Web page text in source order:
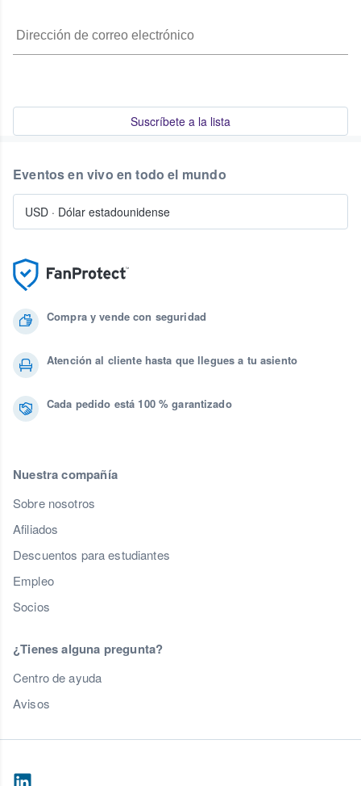
Suscríbete a la lista
Compra y vende con seguridad
Atención al cliente hasta que llegues a tu asiento
Cada pedido está 100 % garantizado
Nuestra compañía
Sobre nosotros
Afiliados
Descuentos para estudiantes
Empleo
Socios
¿Tienes alguna pregunta?
Centro de ayuda
Avisos
Eventos en vivo en todo el mundo
USD · Dólar estadounidense